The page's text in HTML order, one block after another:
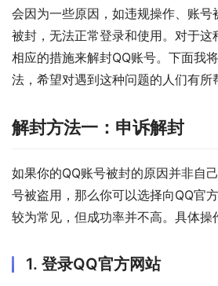
会因为一些原因，如违规操作、账号
被封，无法正常登录和使用。对于这
相应的措施来解封QQ账号。下面我
法，希望对遇到这种问题的人们有所
解封方法一：申诉解封
如果你的QQ账号被封的原因并非自
号被盗用，那么你可以选择向QQ官
较为常见，但成功率并不高。具体操
1. 登录QQ官方网站